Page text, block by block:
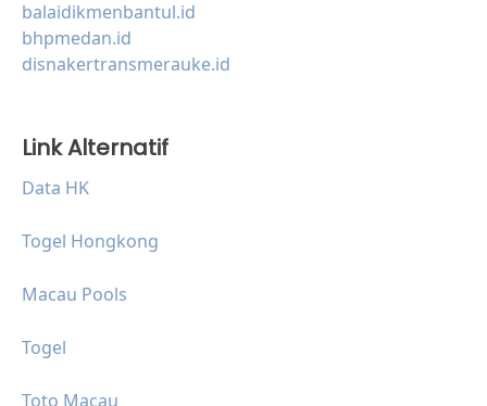
balaidikmenbantul.id
bhpmedan.id
disnakertransmerauke.id
Link Alternatif
Data HK
Togel Hongkong
Macau Pools
Togel
Toto Macau